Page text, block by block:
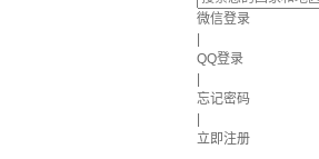
微信登录
QQ登录
忘记密码
立即注册